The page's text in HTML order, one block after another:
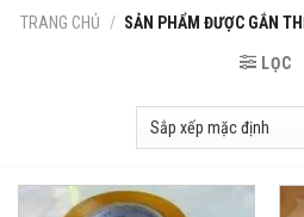
TRANG CHỦ / SẢN PHẨM ĐƯỢC GẮN
LỌC